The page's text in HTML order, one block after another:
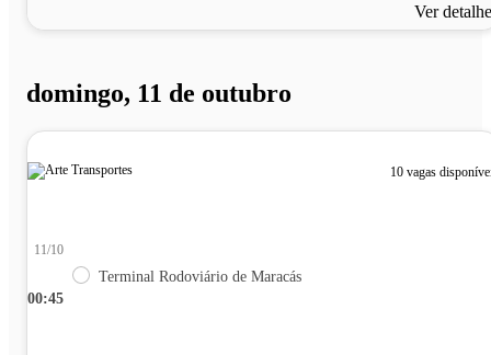
Ver
domingo, 11 de outubro
10 vagas
00:45
11/10
Terminal Rodoviário de Maracás